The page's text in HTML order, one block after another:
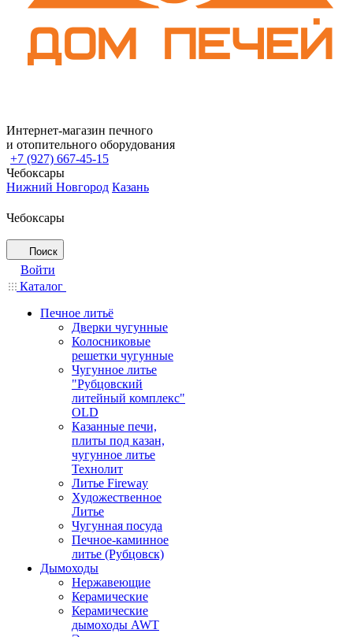
Интернет-магазин печного
и отопительного оборудования
+7 (927) 667-45-15
Чебоксары
Нижний Новгород Казань
Чебоксары
Поиск
Войти
Каталог
Печное литьё
Дверки чугунные
Колосниковые
решетки чугунные
Чугунное литье
"Рубцовский
литейный комплекс"
OLD
Казанные печи,
плиты под казан,
чугунное литье
Технолит
Литье Fireway
Художественное
Литье
Чугунная посуда
Печное-каминное
литье (Рубцовск)
Дымоходы
Нержавеющие
Керамические
Керамические
дымоходы AWT